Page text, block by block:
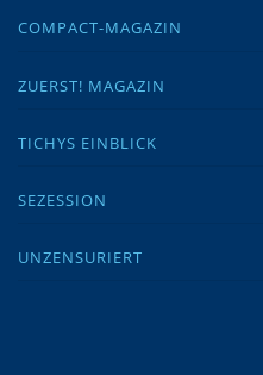
COMPACT-MAGAZIN
ZUERST! MAGAZIN
TICHYS EINBLICK
SEZESSION
UNZENSURIERT